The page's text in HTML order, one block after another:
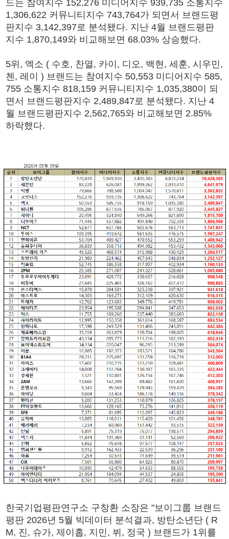
드는 참여지수 152,276 미디어지수 939,735 소통지수
1,306,622 커뮤니티지수 743,764가 되면서 브랜드평
판지수 3,142,397로 분석됐다. 지난 4월 브랜드평판
지수 1,870,149와 비교해보면 68.03% 상승했다.
5위, 엑소 ( 수호, 찬열, 카이, 디오, 백현, 세훈, 시우민,
첸, 레이 ) 브랜드는 참여지수 50,553 미디어지수 585,
755 소통지수 818,159 커뮤니티지수 1,035,380이 되
면서 브랜드평판지수 2,489,847로 분석됐다. 지난 4
월 브랜드평판지수 2,562,765와 비교해보면 2.85%
하락했다.
한국기업평판연구소 구창환 소장은 "보이그룹 브랜드
평판 2026년 5월 빅데이터 분석결과, 방탄소년단 ( R
M, 진, 슈가, 제이홉, 지민, 뷔, 정국 ) 브랜드가 1위를